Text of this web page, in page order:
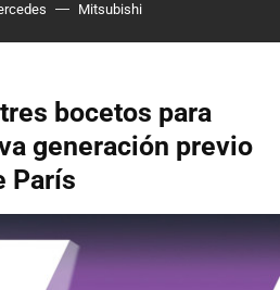
Mitsubishi
bocetos para
generación previo
París